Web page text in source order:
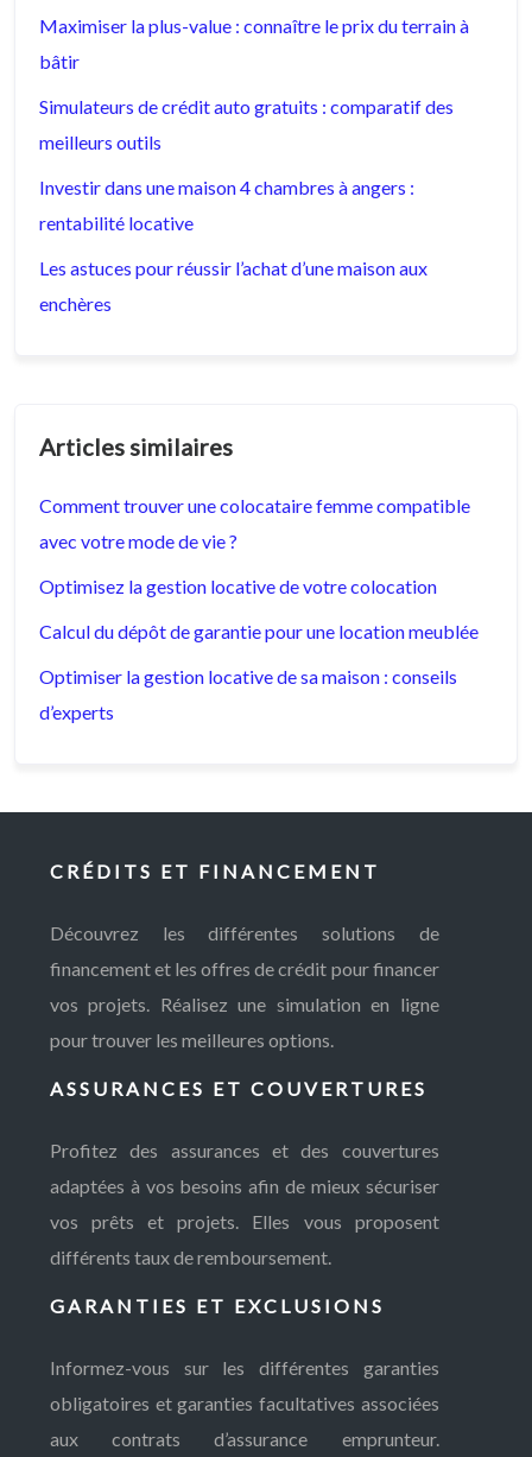
Maximiser la plus-value : connaître le prix du terrain à
bâtir
Simulateurs de crédit auto gratuits : comparatif des
meilleurs outils
Investir dans une maison 4 chambres à angers :
rentabilité locative
Les astuces pour réussir l’achat d’une maison aux
enchères
Articles similaires
Comment trouver une colocataire femme compatible
avec votre mode de vie ?
Optimisez la gestion locative de votre colocation
Calcul du dépôt de garantie pour une location meublée
Optimiser la gestion locative de sa maison : conseils
d’experts
CRÉDITS ET FINANCEMENT
Découvrez les différentes solutions de
financement et les offres de crédit pour financer
vos projets. Réalisez une simulation en ligne
pour trouver les meilleures options.
ASSURANCES ET COUVERTURES
Profitez des assurances et des couvertures
adaptées à vos besoins afin de mieux sécuriser
vos prêts et projets. Elles vous proposent
différents taux de remboursement.
GARANTIES ET EXCLUSIONS
Informez-vous sur les différentes garanties
obligatoires et garanties facultatives associées
aux contrats d’assurance emprunteur.